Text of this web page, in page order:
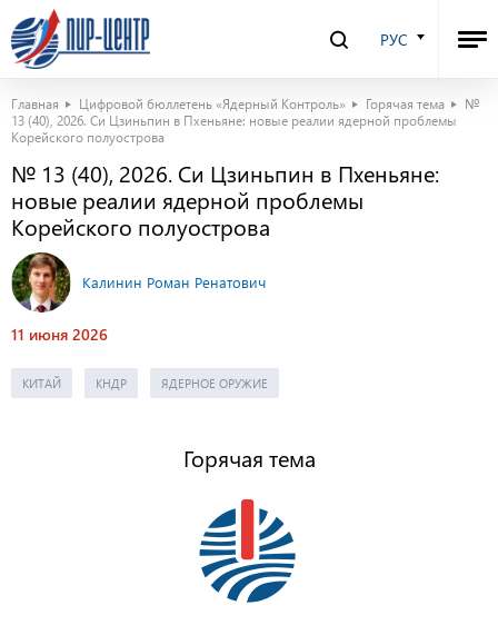
РУС
Главная Цифровой бюллетень «Ядерный Контроль» Горячая тема
№
13 (40), 2026. Си Цзиньпин в Пхеньяне: новые реалии ядерной проблемы
Корейского полуострова
№ 13 (40), 2026. Си Цзиньпин в Пхеньяне:
новые реалии ядерной проблемы
Корейского полуострова
Калинин Роман Ренатович
11 июня 2026
КИТАЙ КНДР ЯДЕРНОЕ ОРУЖИЕ
Горячая тема